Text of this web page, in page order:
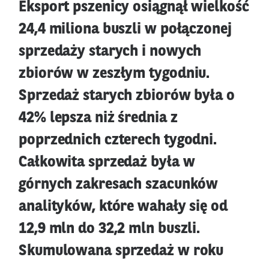
Eksport pszenicy osiągnął wielkość
24,4 miliona buszli w połączonej
sprzedaży starych i nowych
zbiorów w zeszłym tygodniu.
Sprzedaż starych zbiorów była o
42% lepsza niż średnia z
poprzednich czterech tygodni.
Całkowita sprzedaż była w
górnych zakresach szacunków
analityków, które wahały się od
12,9 mln do 32,2 mln buszli.
Skumulowana sprzedaż w roku